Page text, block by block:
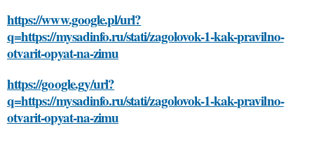
https://www.google.pl/url?
q=https://mysadinfo.ru/stati/zagolovok-1-kak-pravilno-
otvarit-opyat-na-zimu
https://google.gy/url?
q=https://mysadinfo.ru/stati/zagolovok-1-kak-pravilno-
otvarit-opyat-na-zimu